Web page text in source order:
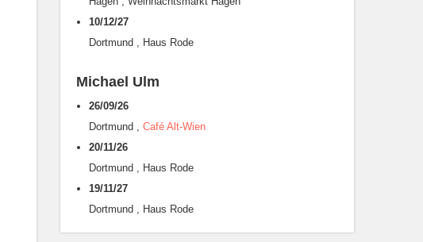
10/12/27
Dortmund , Haus Rode
Michael Ulm
26/09/26
Dortmund , Café Alt-Wien
20/11/26
Dortmund , Haus Rode
19/11/27
Dortmund , Haus Rode